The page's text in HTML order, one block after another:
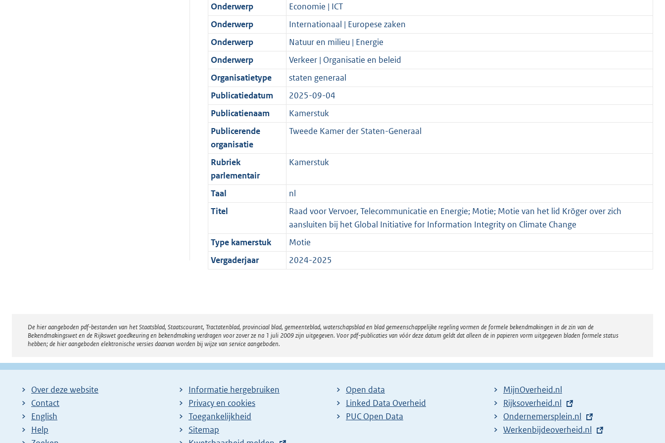
Onderwerp
Economie | ICT
Onderwerp
Internationaal | Europese zaken
Onderwerp
Natuur en milieu | Energie
Onderwerp
Verkeer | Organisatie en beleid
Organisatietype
staten generaal
Publicatiedatum
2025-09-04
Publicatienaam
Kamerstuk
Publicerende
organisatie
Tweede Kamer der Staten-Generaal
Rubriek
parlementair
Kamerstuk
Taal
nl
Titel
Raad voor Vervoer, Telecommunicatie en Energie; Motie; Motie van het lid Kröger over zich
aansluiten bij het Global Initiative for Information Integrity on Climate Change
Type kamerstuk
Motie
Vergaderjaar
2024-2025
Disclaimer
De hier aangeboden pdf-bestanden van het Staatsblad, Staatscourant, Tractatenblad, provinciaal blad, gemeenteblad, waterschapsblad en blad gemeenschappelijke regeling vormen de formele bekendmakingen in de zin van de
Bekendmakingswet en de Rijkswet goedkeuring en bekendmaking verdragen voor zover ze na 1 juli 2009 zijn uitgegeven. Voor pdf-publicaties van vóór deze datum geldt dat alleen de in papieren vorm uitgegeven bladen formele status
hebben; de hier aangeboden elektronische versies daarvan worden bij wijze van service aangeboden.
Over deze website
Contact
English
Help
Informatie hergebruiken
Privacy en cookies
Toegankelijkheid
Sitemap
Open data
Linked Data Overheid
PUC Open Data
MijnOverheid.nl
E
x
t
Rijksoverheid.nl
E
x
Ondernemersplein.nl
E
Werkenbijdeoverheid.nl